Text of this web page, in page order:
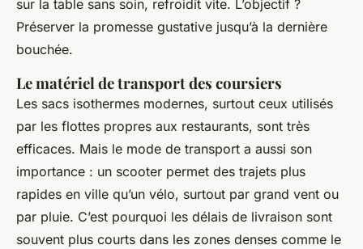
sur la table sans soin, refroidit vite. L’objectif ?
Préserver la promesse gustative jusqu’à la dernière
bouchée.
Le matériel de transport des coursiers
Les sacs isothermes modernes, surtout ceux utilisés
par les flottes propres aux restaurants, sont très
efficaces. Mais le mode de transport a aussi son
importance : un scooter permet des trajets plus
rapides en ville qu’un vélo, surtout par grand vent ou
par pluie. C’est pourquoi les délais de livraison sont
souvent plus courts dans les zones denses comme le